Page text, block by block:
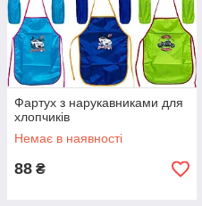
Фартух з нарукавниками для
хлопчиків
Немає в наявності
88 ₴